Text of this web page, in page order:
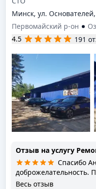
Минск, ул.
Первомайский р-он
4.5
191
Отзыв на услугу
Спасибо
привезли к ним в
Весь отзыв